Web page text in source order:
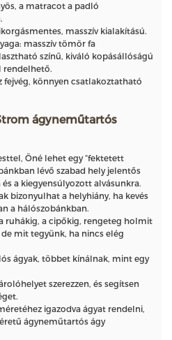
a matracot a padló
masszív kialakítású.
masszív tömör fa
színű, kiváló kopásállóságú
rendelhető.
könnyen csatlakoztatható
ágyneműtartós
Öné lehet egy “fektetett
lévő szabad hely jelentős
a kiegyensúlyozott alvásunkra.
bizonyulhat a helyhiány, ha kevés
a hálószobánkban.
ruhákig, a cipőkig, rengeteg holmit
mit tegyünk, ha nincs elég
ágyak, többet kínálnak, mint egy
szerezzen, és segítsen
igazodva ágyat rendelni,
ágyneműtartós ágy